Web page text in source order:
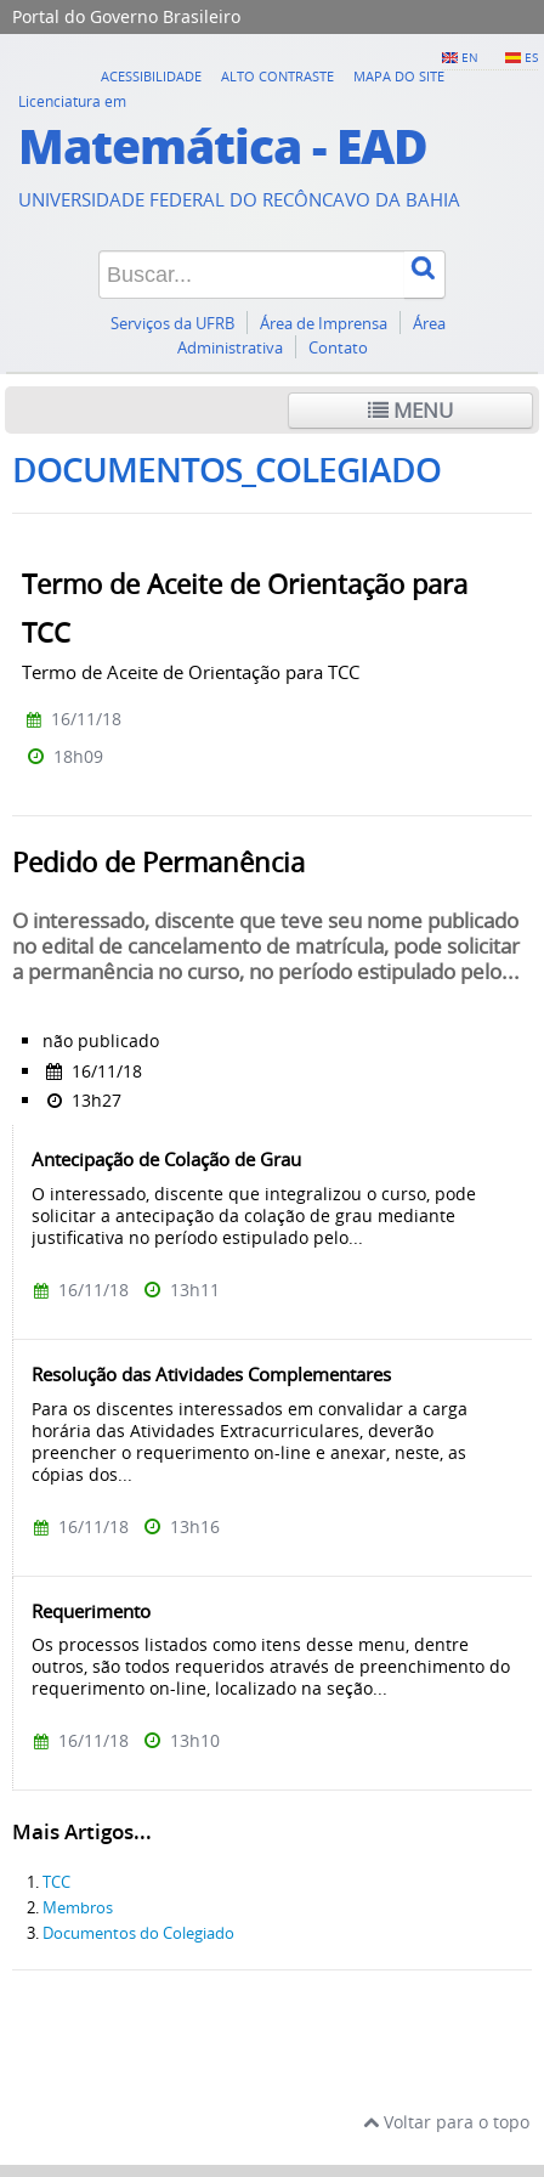
Portal do Governo Brasileiro
EN ES
ACESSIBILIDADE ALTO CONTRASTE
MAPA DO SITE
Licenciatura em
Matemática - EAD
UNIVERSIDADE FEDERAL DO RECÔNCAVO DA BAHIA
Serviços da UFRB Área de Imprensa
Área
Administrativa
Contato
MENU
DOCUMENTOS_COLEGIADO
Termo de Aceite de Orientação para
TCC
Termo de Aceite de Orientação para TCC
16/11/18
18h09
Pedido de Permanência
O interessado, discente que teve seu nome publicado
no edital de cancelamento de matrícula, pode solicitar
a permanência no curso, no período estipulado pelo...
não publicado
16/11/18
13h27
Antecipação de Colação de Grau
O interessado, discente que integralizou o curso, pode
solicitar a antecipação da colação de grau mediante
justificativa no período estipulado pelo...
16/11/18 13h11
Resolução das Atividades Complementares
Para os discentes interessados em convalidar a carga
horária das Atividades Extracurriculares, deverão
preencher o requerimento on-line e anexar, neste, as
cópias dos...
16/11/18 13h16
Requerimento
Os processos listados como itens desse menu, dentre
outros, são todos requeridos através de preenchimento do
requerimento on-line, localizado na seção...
16/11/18 13h10
Mais Artigos...
TCC
Membros
Documentos do Colegiado
Voltar para o topo